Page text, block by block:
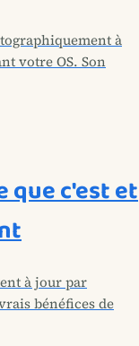
à
votre OS. Son
que c'est et
à jour par
bénéfices de